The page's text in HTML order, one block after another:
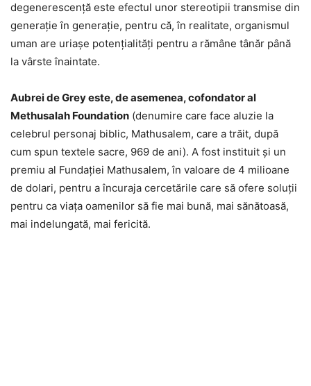
degenerescenţă este efectul unor stereotipii transmise din
generaţie în generaţie, pentru că, în realitate, organismul
uman are uriaşe potenţialităţi pentru a rămâne tânăr până
la vârste înaintate.
Aubrei de Grey este, de asemenea, cofondator al
Methusalah Foundation (denumire care face aluzie la
celebrul personaj biblic, Mathusalem, care a trăit, după
cum spun textele sacre, 969 de ani). A fost instituit şi un
premiu al Fundaţiei Mathusalem, în valoare de 4 milioane
de dolari, pentru a încuraja cercetările care să ofere soluţii
pentru ca viaţa oamenilor să fie mai bună, mai sănătoasă,
mai indelungată, mai fericită.